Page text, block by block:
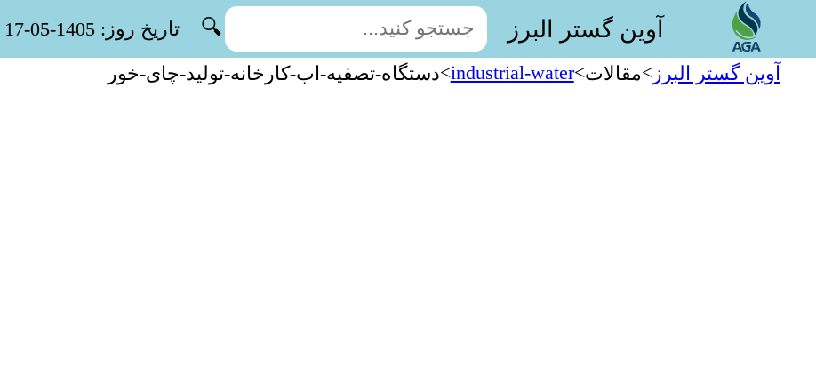
آوین گستر البرز 🔍 تاریخ روز: 1405-05-17
آوین گستر البرز>مقالات>
industrial-water
>دستگاه-تصفیه-اب-کارخانه-تولید-چای-خور